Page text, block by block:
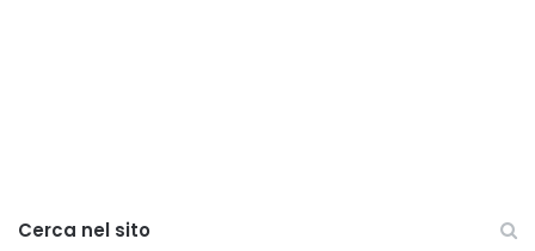
Cerca nel sito